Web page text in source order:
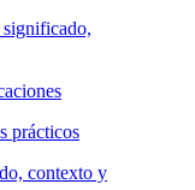
prácticos
contexto y